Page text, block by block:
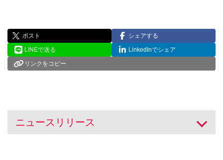
ポスト
シェアする
LINEで送る
LinkedInでシェア
リンクをコピー
ニュースリリース 開く